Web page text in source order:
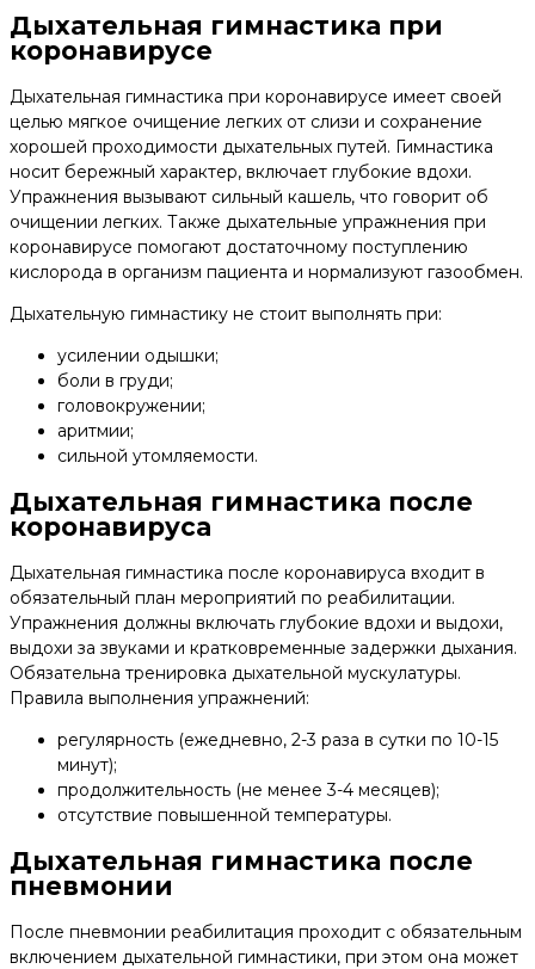
Дыхательная гимнастика при
коронавирусе
Дыхательная гимнастика при коронавирусе имеет своей
целью мягкое очищение легких от слизи и сохранение
хорошей проходимости дыхательных путей. Гимнастика
носит бережный характер, включает глубокие вдохи.
Упражнения вызывают сильный кашель, что говорит об
очищении легких. Также дыхательные упражнения при
коронавирусе помогают достаточному поступлению
кислорода в организм пациента и нормализуют газообмен.
Дыхательную гимнастику не стоит выполнять при:
усилении одышки;
боли в груди;
головокружении;
аритмии;
сильной утомляемости.
Дыхательная гимнастика после
коронавируса
Дыхательная гимнастика после коронавируса входит в
обязательный план мероприятий по реабилитации.
Упражнения должны включать глубокие вдохи и выдохи,
выдохи за звуками и кратковременные задержки дыхания.
Обязательна тренировка дыхательной мускулатуры.
Правила выполнения упражнений:
регулярность (ежедневно, 2-3 раза в сутки по 10-15
минут);
продолжительность (не менее 3-4 месяцев);
отсутствие повышенной температуры.
Дыхательная гимнастика после
пневмонии
После пневмонии реабилитация проходит с обязательным
включением дыхательной гимнастики, при этом она может